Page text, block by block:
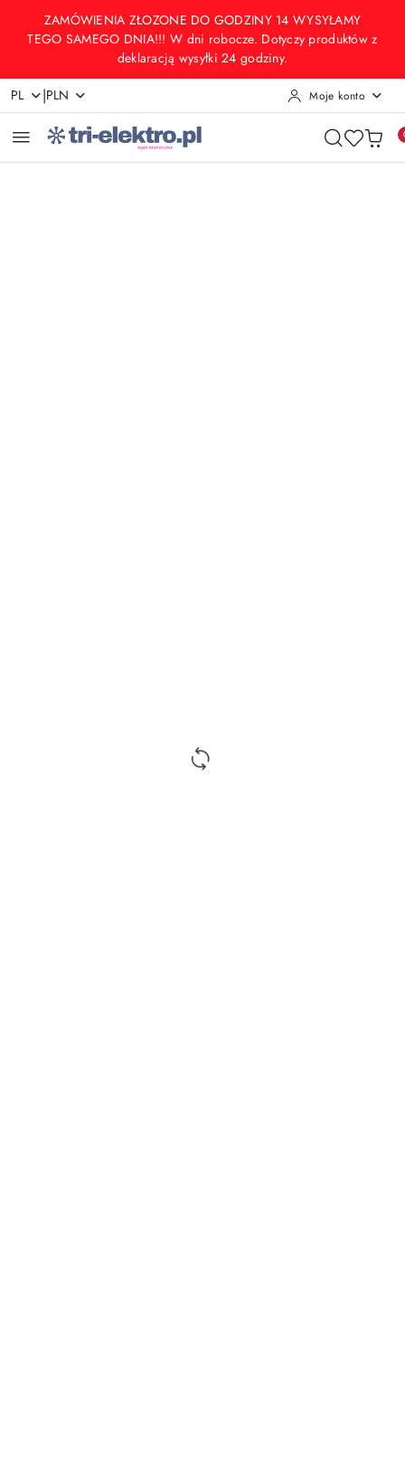
Przejdź do treści głównej
Przejdź do wyszukiwarki
Przejdź do moje konto
Przejdź do menu głównego
Przejdź do opisu produktu
Przejdź do stopki
ZAMÓWIENIA ZŁOZONE DO GODZINY 14 WYSYŁAMY
TEGO SAMEGO DNIA!!! W dni robocze. Dotyczy produktów z
deklaracją wysyłki 24 godziny.
PL |PLN Moje konto